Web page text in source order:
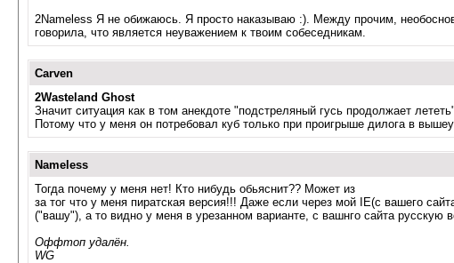
2Nameless Я не обижаюсь. Я просто наказываю :). Между прочим,
говорила, что является неуважением к твоим собеседникам.
Carven
2Wasteland Ghost
Значит ситуация как в том анекдоте "подстреляный гусь продолжает
Потому что у меня он потребовал куб только при проигрыше дилога в
Nameless
Тогда почему у меня нет! Кто нибудь обьяснит?? Может из
за тог что у меня пиратская версия!!! Даже если через мой IE(c вашего
("вашу"), а то видно у меня в урезанном варианте, с вашнго сайта русскую
Оффтоп удалён.
WG